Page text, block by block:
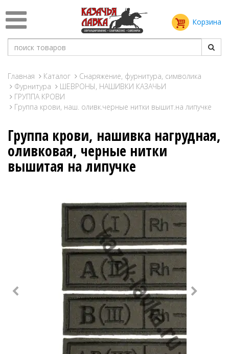
Корзина
Главная Каталог
Снаряжение, фурнитура, символика
Фурнитура
ШЕВРОНЫ, НАШИВКИ КАЗАЧЬИ
ГРУППА КРОВИ
Группа крови, наш. оливк.черные нитки вышит.на липучке
Группа крови, нашивка нагрудная,
оливковая, черные нитки
вышитая на липучке